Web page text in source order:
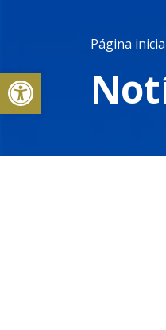
Abrir a barra de ferramentas
Página